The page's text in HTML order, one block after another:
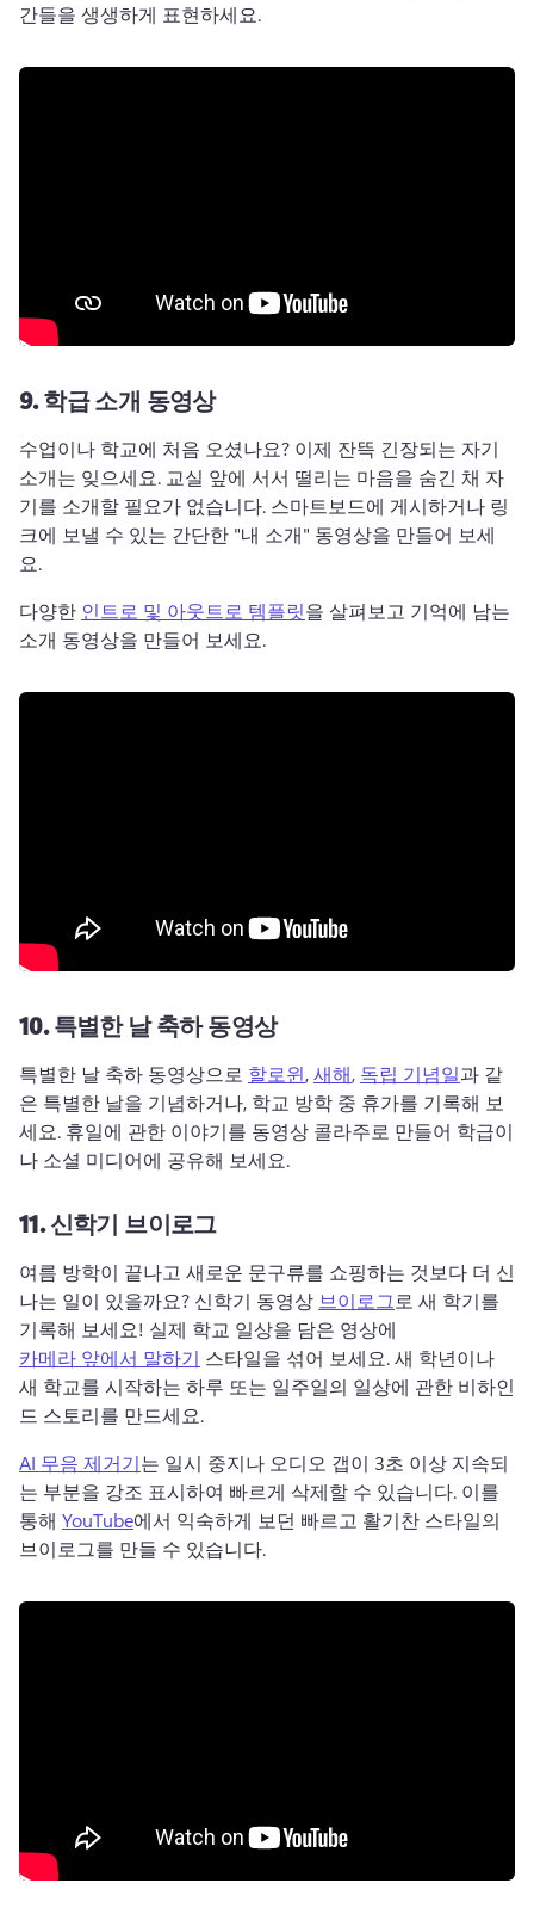
간들을 생생하게 표현하세요.
9.학급 소개 동영상
수업이나 학교에 처음 오셨나요? 이제 잔뜩 긴장되는 자기
소개는 잊으세요. 교실 앞에 서서 떨리는 마음을 숨긴 채 자
기를 소개할 필요가 없습니다. 스마트보드에 게시하거나 링
크에 보낼 수 있는 간단한 "내 소개" 동영상을 만들어 보세
요.
다양한 인트로 및 아웃트로 템플릿을 살펴보고 기억에 남는
소개 동영상을 만들어 보세요.
10.특별한 날 축하 동영상
특별한 날 축하 동영상으로 할로윈, 새해, 독립 기념일과 같
은 특별한 날을 기념하거나, 학교 방학 중 휴가를 기록해 보
세요. 휴일에 관한 이야기를 동영상 콜라주로 만들어 학급이
나 소셜 미디어에 공유해 보세요.
11.신학기 브이로그
여름 방학이 끝나고 새로운 문구류를 쇼핑하는 것보다 더 신
나는 일이 있을까요? 신학기 동영상 브이로그 로 새 학기를
기록해 보세요! 실제 학교 일상을 담은 영상에
카메라 앞에서 말하기 스타일을 섞어 보세요. 새 학년이나
새 학교를 시작하는 하루 또는 일주일의 일상에 관한 비하인
드 스토리를 만드세요.
AI 무음 제거기는 일시 중지나 오디오 갭이 3초 이상 지속되
는 부분을 강조 표시하여 빠르게 삭제할 수 있습니다. 이를
통해 YouTube에서 익숙하게 보던 빠르고 활기찬 스타일의
브이로그를 만들 수 있습니다.